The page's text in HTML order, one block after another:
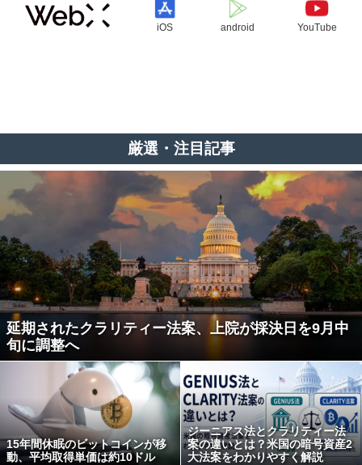
iOS android YouTube
厳選・注目記事
延期されたクラリティー法案、上院が採決日を9月中
旬に調整へ
15年間休眠のビットコインが移
動、平均取得単価は約10ドル
ジーニアス法とクラリティー法
案の違いとは？米国の暗号資産2
大法案をわかりやすく解説